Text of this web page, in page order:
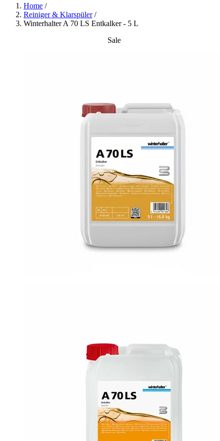
Home /
Reiniger & Klarspüler/
Winterhalter A 70 LS Entkalker - 5 L
Sale